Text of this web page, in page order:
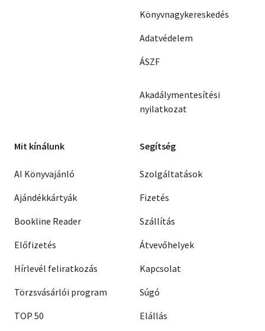
Könyvnagykereskedés
Adatvédelem
ÁSZF
Akadálymentesítési
nyilatkozat
Mit kínálunk
AI Könyvajánló
Ajándékkártyák
Bookline Reader
Előfizetés
Hírlevél feliratkozás
Törzsvásárlói program
TOP 50
Segítség
Szolgáltatások
Fizetés
Szállítás
Átvevőhelyek
Kapcsolat
Súgó
Elállás